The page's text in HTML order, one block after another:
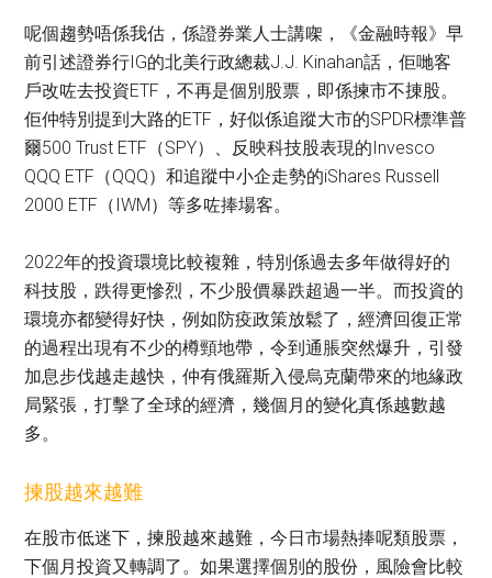
呢個趨勢唔係我估，係證券業人士講㗎，《金融時報》早
前引述證券行IG的北美行政總裁J.J. Kinahan話，佢哋客
戶改咗去投資ETF，不再是個別股票，即係揀市不㨂股。
佢仲特別提到大路的ETF，好似係追蹤大市的SPDR標準普
爾500 Trust ETF（SPY）、反映科技股表現的Invesco
QQQ ETF（QQQ）和追蹤中小企走勢的iShares Russell
2000 ETF（IWM）等多咗捧場客。
2022年的投資環境比較複雜，特別係過去多年做得好的
科技股，跌得更慘烈，不少股價暴跌超過一半。而投資的
環境亦都變得好快，例如防疫政策放鬆了，經濟回復正常
的過程出現有不少的樽頸地帶，令到通脹突然爆升，引發
加息步伐越走越快，仲有俄羅斯入侵烏克蘭帶來的地緣政
局緊張，打擊了全球的經濟，幾個月的變化真係越數越
多。
揀股越來越難
在股市低迷下，揀股越來越難，今日市場熱捧呢類股票，
下個月投資又轉調了。如果選擇個別的股份，風險會比較